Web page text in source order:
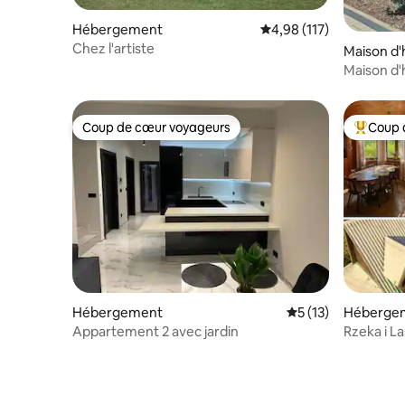
Hébergement Évaluation moyenne
4,98 (117)
Chez l'artiste
Maison
Maison
Coup de cœur voyageurs
Coup de cœur voyageurs
Hébergement Évaluation
5 (13)
Appartement 2 avec jardin
Coups
Coup
Rzeka i